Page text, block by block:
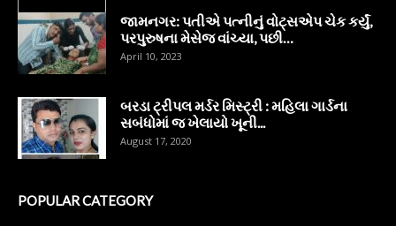
જામનગર: પતીએ પત્નીનું વોટ્સએપ ચેક કર્યું,
પરપુરુષના મેસેજ વાંચ્યા, પછી…
April 10, 2023
બરડા ટ્રીપલ મર્ડર મિસ્ટ્રી : મહિલા ગાર્ડના
સબંધોમાં જ ખેલાયો ખૂની...
August 17, 2020
POPULAR CATEGORY